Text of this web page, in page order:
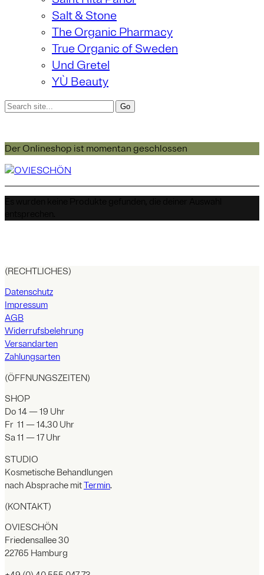
Salt & Stone
The Organic Pharmacy
True Organic of Sweden
Und Gretel
YÙ Beauty
Der Onlineshop ist momentan geschlossen
(RECHTLICHES)
Datenschutz
Impressum
AGB
Widerrufsbelehrung
Versandarten
Zahlungsarten
(ÖFFNUNGSZEITEN)
SHOP
Do 14 — 19 Uhr
Fr 11 — 14.30 Uhr
Sa 11 — 17 Uhr
STUDIO
Kosmetische Behandlungen
nach Absprache mitTermin.
(KONTAKT)
OVIESCHÖN
Friedensallee 30
22765 Hamburg